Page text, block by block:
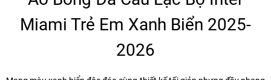
Miami Trẻ Em Xanh Biển 2025-
2026